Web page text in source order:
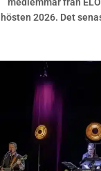
hösten 2026. Det